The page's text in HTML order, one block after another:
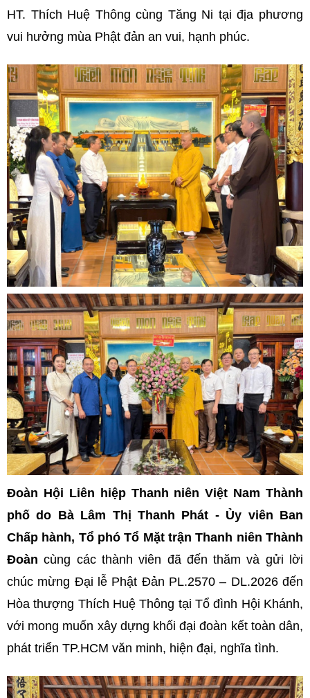
HT. Thích Huệ Thông cùng Tăng Ni tại địa phương
vui hưởng mùa Phật đản an vui, hạnh phúc.
Đoàn Hội Liên hiệp Thanh niên Việt Nam Thành
phố do Bà Lâm Thị Thanh Phát - Ủy viên Ban
Chấp hành, Tổ phó Tổ Mặt trận Thanh niên Thành
Đoàn cùng các thành viên đã đến thăm và gửi lời
chúc mừng Đại lễ Phật Đản PL.2570 – DL.2026 đến
Hòa thượng Thích Huệ Thông tại Tổ đình Hội Khánh,
với mong muốn xây dựng khối đại đoàn kết toàn dân,
phát triển TP.HCM văn minh, hiện đại, nghĩa tình.